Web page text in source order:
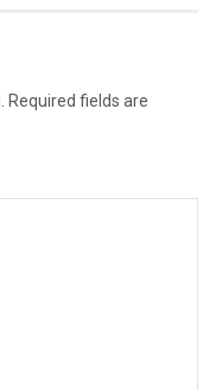
Required fields are